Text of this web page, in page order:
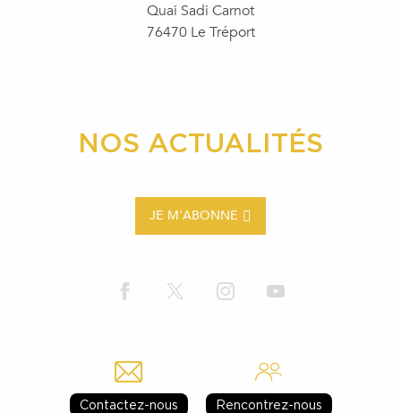
Quai Sadi Carnot
76470 Le Tréport
NOS ACTUALITÉS
JE M'ABONNE
Contactez-nous Rencontrez-nous